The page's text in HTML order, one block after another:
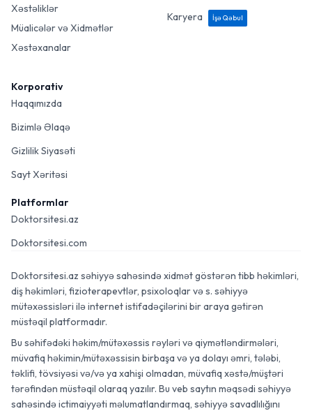
Xəstəliklər
Müalicələr və Xidmətlər
Xəstəxanalar
Karyera
İşə Qəbul
Korporativ
Haqqımızda
Bizimlə Əlaqə
Gizlilik Siyasəti
Sayt Xəritəsi
Platformlar
Doktorsitesi.az
Doktorsitesi.com
Doktorsitesi.az səhiyyə sahəsində xidmət göstərən tibb həkimləri,
diş həkimləri, fizioterapevtlər, psixoloqlar və s. səhiyyə
mütəxəssisləri ilə internet istifadəçilərini bir araya gətirən
müstəqil platformadır.
Bu səhifədəki həkim/mütəxəssis rəyləri və qiymətləndirmələri,
müvafiq həkimin/mütəxəssisin birbaşa və ya dolayı əmri, tələbi,
təklifi, tövsiyəsi və/və ya xahişi olmadan, müvafiq xəstə/müştəri
tərəfindən müstəqil olaraq yazılır. Bu veb saytın məqsədi səhiyyə
sahəsində ictimaiyyəti məlumatlandırmaq, səhiyyə savadlılığını